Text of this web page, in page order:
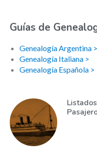
Guías de
Genealogía Argentina >
Genealogía Italiana >
Genealogía Española >